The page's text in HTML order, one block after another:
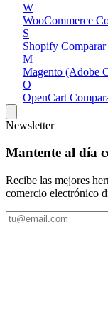
W
WooCommerce
S
Shopify
M
Magento (Adobe
O
OpenCart
Newsletter
Mantente al día
Recibe las mejores
comercio electrónico
Tu
email